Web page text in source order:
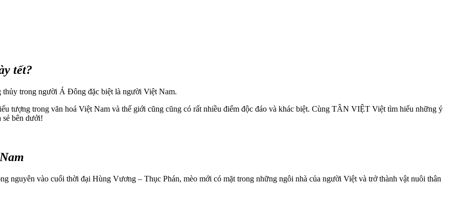
tết?
trong người Á Đông đặc biệt là người Việt Nam.
tượng trong văn hoá Việt Nam và thế giới cũng cũng có rất nhiều điểm độc đáo và khác biệt. Cùng TÂN VIỆT Việt tìm hiểu những ý
sẻ bên dưới!
nguyên vào cuối thời đại Hùng Vương – Thục Phán, mèo mới có mặt trong những ngôi nhà của người Việt và trở thành vật nuôi thân